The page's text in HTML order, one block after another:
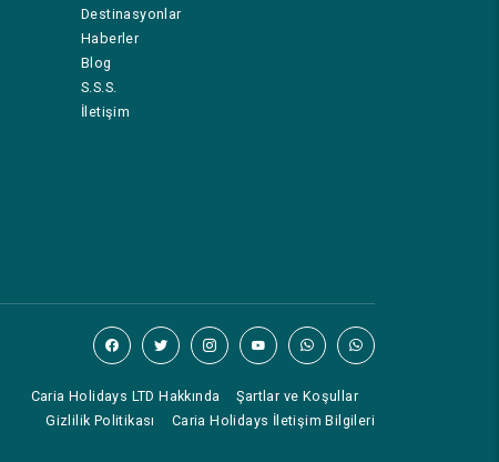
Destinasyonlar
Haberler
Blog
S.S.S.
İletişim
Caria Holidays LTD Hakkında
Şartlar ve Koşullar
Gizlilik Politikası
Caria Holidays İletişim Bilgileri